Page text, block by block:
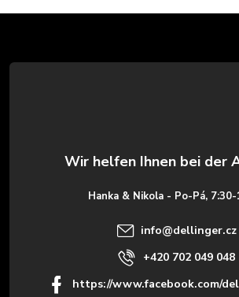
u
Hanka & Nikola - Po-Pá,
info@dellinger.cz
+420 702 049 048
https://www.facebook.com/